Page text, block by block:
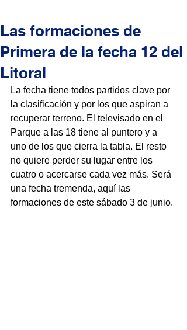
Las formaciones de
Primera de la fecha 12 del
Litoral
La fecha tiene todos partidos clave por
la clasificación y por los que aspiran a
recuperar terreno. El televisado en el
Parque a las 18 tiene al puntero y a
uno de los que cierra la tabla. El resto
no quiere perder su lugar entre los
cuatro o acercarse cada vez más. Será
una fecha tremenda, aquí las
formaciones de este sábado 3 de junio.